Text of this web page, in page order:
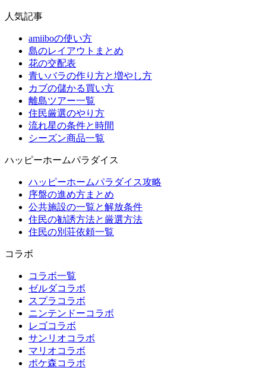
人気記事
amiiboの使い方
島のレイアウトまとめ
花の交配表
青いバラの作り方と増やし方
カブの儲かる買い方
離島ツアー一覧
住民厳選のやり方
流れ星の条件と時間
シーズン商品一覧
ハッピーホームパラダイス
ハッピーホームパラダイス攻略
序盤の進め方まとめ
公共施設の一覧と解放条件
住民の勧誘方法と厳選方法
住民の別荘依頼一覧
コラボ
コラボ一覧
ゼルダコラボ
スプラコラボ
ニンテンドーコラボ
レゴコラボ
サンリオコラボ
マリオコラボ
ポケ森コラボ